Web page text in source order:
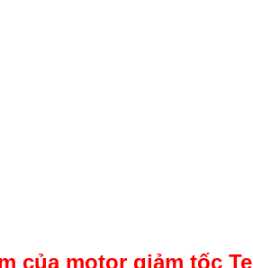
của motor giảm tốc